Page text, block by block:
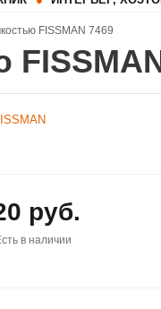
FISSMAN 7469
руб.
в наличии